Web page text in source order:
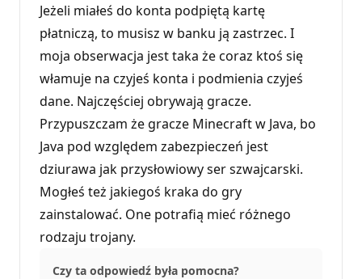
Jeżeli miałeś do konta podpiętą kartę
płatniczą, to musisz w banku ją zastrzec. I
moja obserwacja jest taka że coraz ktoś się
włamuje na czyjeś konta i podmienia czyjeś
dane. Najczęściej obrywają gracze.
Przypuszczam że gracze Minecraft w Java, bo
Java pod względem zabezpieczeń jest
dziurawa jak przysłowiowy ser szwajcarski.
Mogłeś też jakiegoś kraka do gry
zainstalować. One potrafią mieć różnego
rodzaju trojany.
Czy ta odpowiedź była pomocna?